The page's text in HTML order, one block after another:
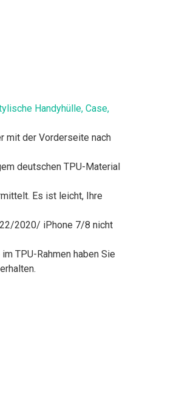
Handyhülle, Case,
mit der Vorderseite nach
deutschen TPU-Material
Es ist leicht, Ihre
2020/ iPhone 7/8 nicht
TPU-Rahmen haben Sie